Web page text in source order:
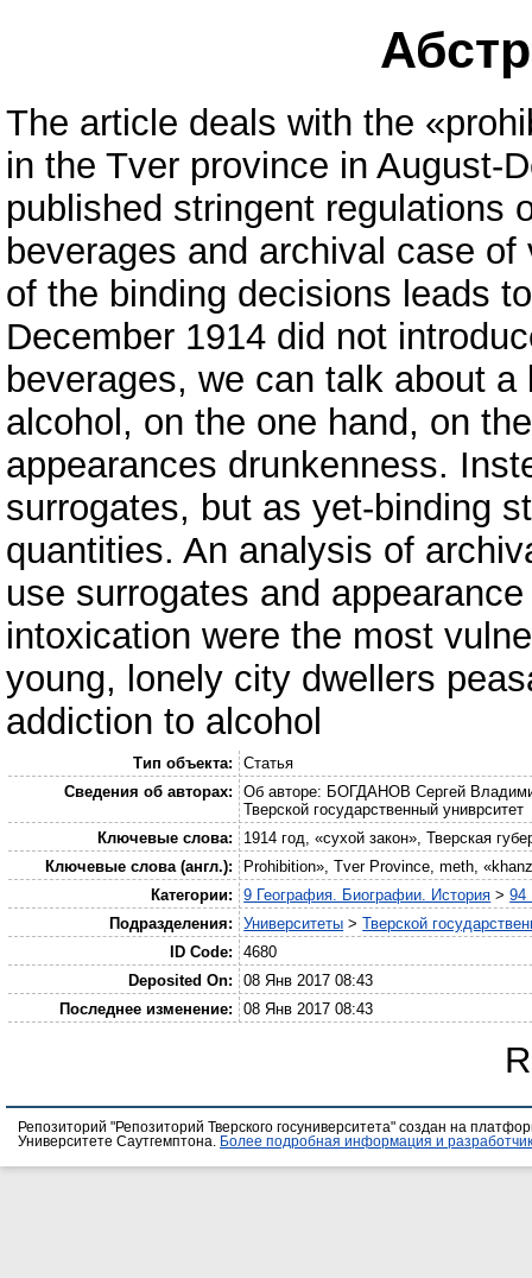
The article deals with the
in the Tver province in August-
published stringent regulations
beverages and archival case
of the binding decisions leads
December 1914 did not
beverages, we can talk about
alcohol, on the one hand, on
appearances drunkenness.
surrogates, but as yet-binding
quantities. An analysis of
use surrogates and
intoxication were the most
young, lonely city dwellers
addiction to alcohol
Тип объекта:
Статья
Сведения об авторах:
Об авторе: БОГДАНОВ Сергей
Тверской государственный униврситет
Ключевые слова:
1914 год, «сухой закон», Тверская
Ключевые слова (англ.):
Prohibition», Tver Province, meth,
Категории:
9 География. Биографии. История >94
Подразделения:
Университеты >Тверской
ID Code:
4680
Deposited On:
08 Янв 2017 08:43
Последнее изменение:
08 Янв 2017 08:43
Репозиторий "Репозиторий Тверского госуниверситета" создан на
Университете Саутгемптона. Более подробная информация и